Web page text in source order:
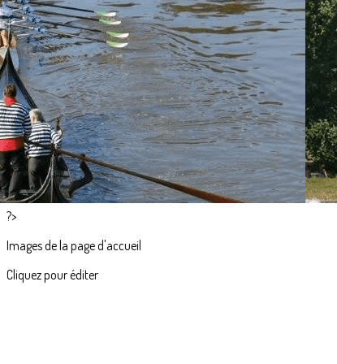
Exporter les lignes sélectionnées
Exporter toutes les colonnes
Exporter uniquement les colonnes affichées
Menu
<
>
Accueil
Actualités
L'aviron en images
?>
Images de la page d'accueil
Cliquez pour éditer